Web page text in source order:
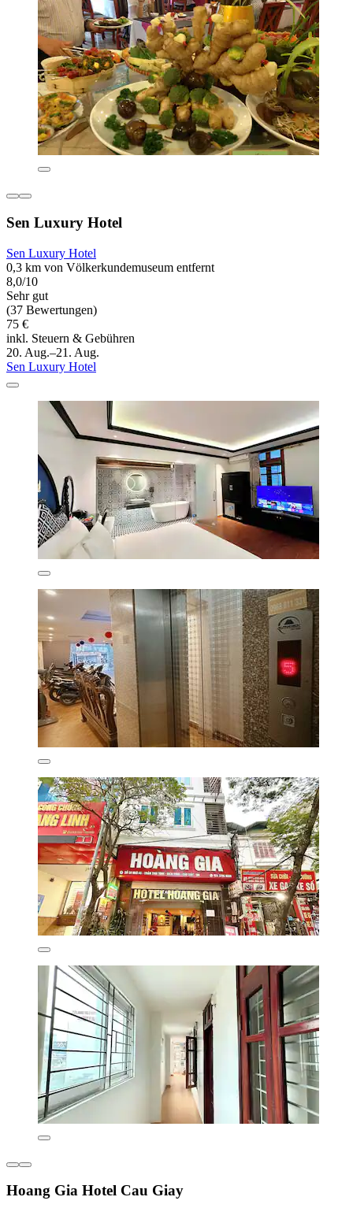
Sen Luxury Hotel
Sen Luxury Hotel
0,3 km von Völkerkundemuseum entfernt
8,0/10
Sehr gut
(37 Bewertungen)
75 €
inkl. Steuern & Gebühren
20. Aug.–21. Aug.
Sen Luxury Hotel
Hoang Gia Hotel Cau Giay